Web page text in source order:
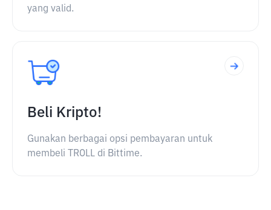
yang valid.
Beli Kripto!
Gunakan berbagai opsi pembayaran untuk
membeli TROLL di Bittime.